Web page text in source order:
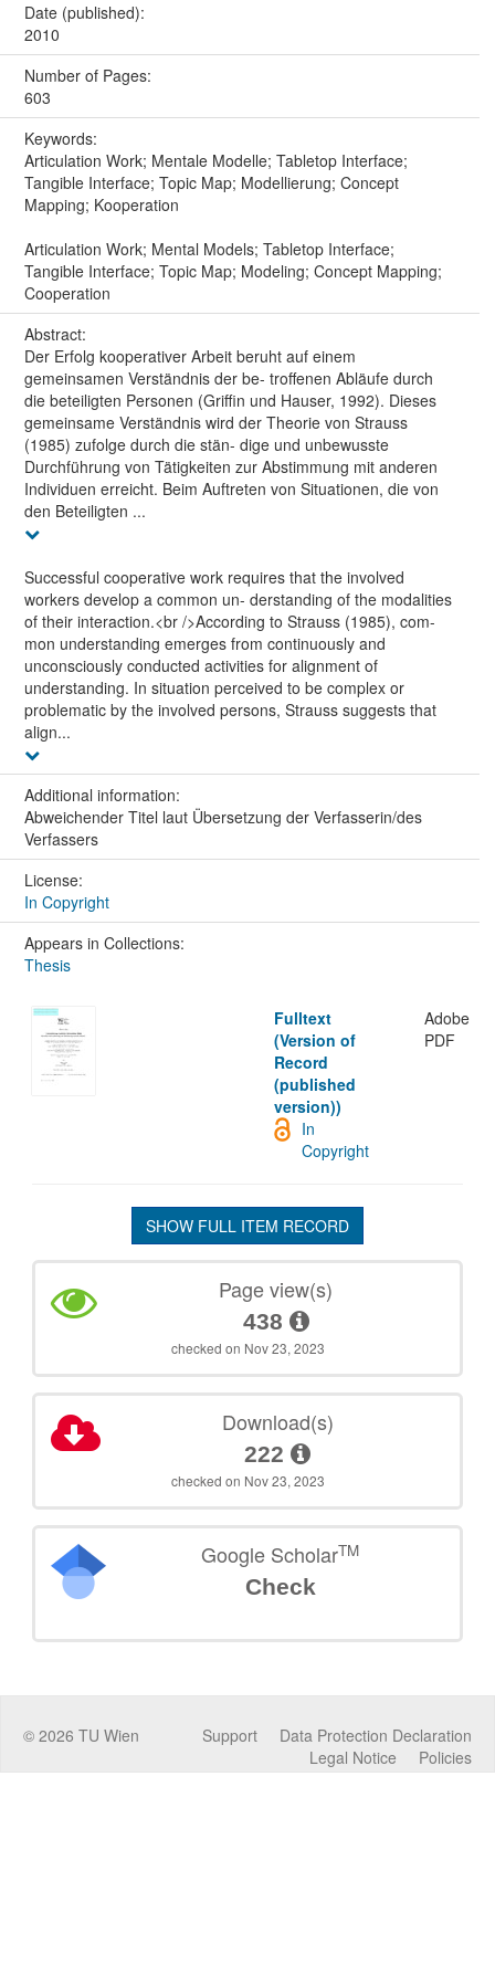
Date (published):
2010
Number of Pages:
603
Keywords:
Articulation Work; Mentale Modelle; Tabletop Interface;
Tangible Interface; Topic Map; Modellierung; Concept
Mapping; Kooperation
Articulation Work; Mental Models; Tabletop Interface;
Tangible Interface; Topic Map; Modeling; Concept Mapping;
Cooperation
Abstract:
Der Erfolg kooperativer Arbeit beruht auf einem
gemeinsamen Verständnis der be- troffenen Abläufe durch
die beteiligten Personen (Griffin und Hauser, 1992). Dieses
gemeinsame Verständnis wird der Theorie von Strauss
(1985) zufolge durch die stän- dige und unbewusste
Durchführung von Tätigkeiten zur Abstimmung mit anderen
Individuen erreicht. Beim Auftreten von Situationen, die von
den Beteiligten ...
Successful cooperative work requires that the involved
workers develop a common un- derstanding of the modalities
of their interaction.<br />According to Strauss (1985), com-
mon understanding emerges from continuously and
unconsciously conducted activities for alignment of
understanding. In situation perceived to be complex or
problematic by the involved persons, Strauss suggests that
align...
Additional information:
Abweichender Titel laut Übersetzung der Verfasserin/des
Verfassers
License:
In Copyright
Appears in Collections:
Thesis
Fulltext
(Version of
Record
(published
version))
Adobe
PDF
In
Copyright
SHOW FULL ITEM RECORD
Page view(s)
438
checked on Nov 23, 2023
Download(s)
222
checked on Nov 23, 2023
Google ScholarTM
Check
© 2026 TU Wien Data Protection Declaration
Support
Policies
Legal Notice